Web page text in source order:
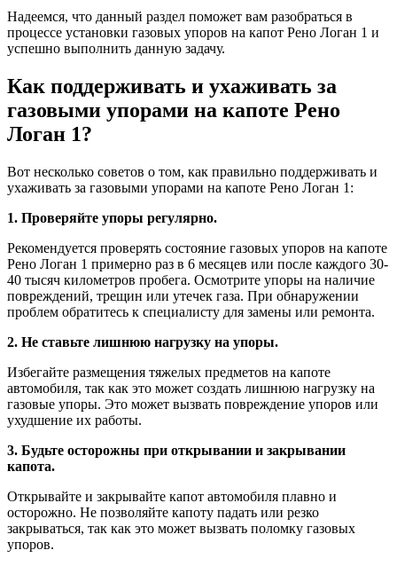
Надеемся, что данный раздел поможет вам разобраться в
процессе установки газовых упоров на капот Рено Логан 1 и
успешно выполнить данную задачу.
Как поддерживать и ухаживать за
газовыми упорами на капоте Рено
Логан 1?
Вот несколько советов о том, как правильно поддерживать и
ухаживать за газовыми упорами на капоте Рено Логан 1:
1. Проверяйте упоры регулярно.
Рекомендуется проверять состояние газовых упоров на капоте
Рено Логан 1 примерно раз в 6 месяцев или после каждого 30-
40 тысяч километров пробега. Осмотрите упоры на наличие
повреждений, трещин или утечек газа. При обнаружении
проблем обратитесь к специалисту для замены или ремонта.
2. Не ставьте лишнюю нагрузку на упоры.
Избегайте размещения тяжелых предметов на капоте
автомобиля, так как это может создать лишнюю нагрузку на
газовые упоры. Это может вызвать повреждение упоров или
ухудшение их работы.
3. Будьте осторожны при открывании и закрывании
капота.
Открывайте и закрывайте капот автомобиля плавно и
осторожно. Не позволяйте капоту падать или резко
закрываться, так как это может вызвать поломку газовых
упоров.